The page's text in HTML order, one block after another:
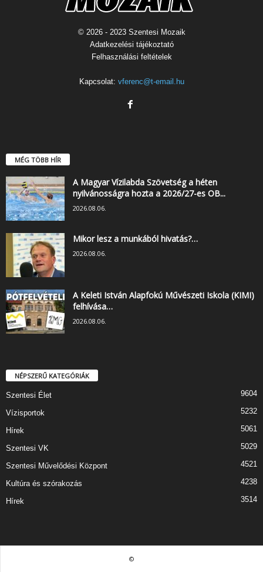
© 2026 - 2023 Szentesi Mozaik
Adatkezelési tájékoztató
Felhasználási feltételek
Kapcsolat: vferenc@t-email.hu
MÉG TÖBB HÍR
A Magyar Vízilabda Szövetség a héten
nyilvánosságra hozta a 2026/27-es OB...
2026.08.06.
Mikor lesz a munkából hivatás?…
2026.08.06.
A Keleti István Alapfokú Művészeti Iskola (KIMI)
felhívása…
2026.08.06.
NÉPSZERŰ KATEGÓRIÁK
Szentesi Élet 9604
Vízisportok 5232
Hírek 5061
Szentesi VK 5029
Szentesi Művelődési Központ 4521
Kultúra és szórakozás 4238
Hírek 3514
©